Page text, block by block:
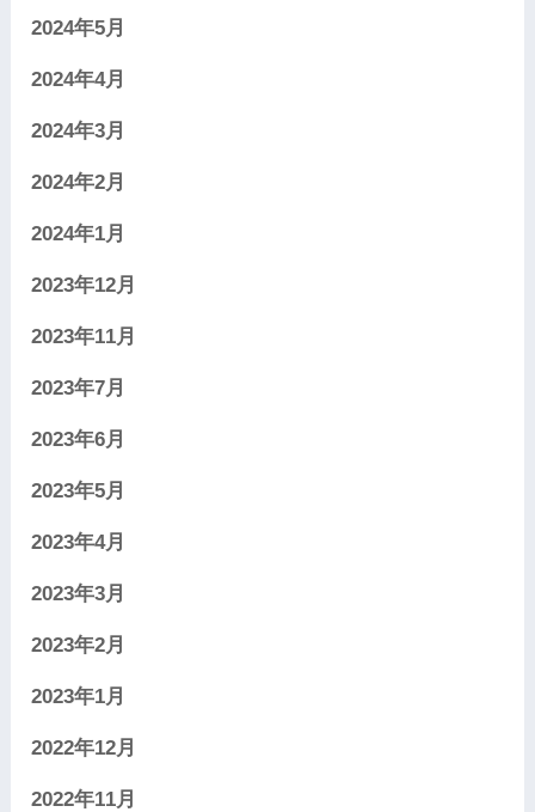
2024年5月
2024年4月
2024年3月
2024年2月
2024年1月
2023年12月
2023年11月
2023年7月
2023年6月
2023年5月
2023年4月
2023年3月
2023年2月
2023年1月
2022年12月
2022年11月